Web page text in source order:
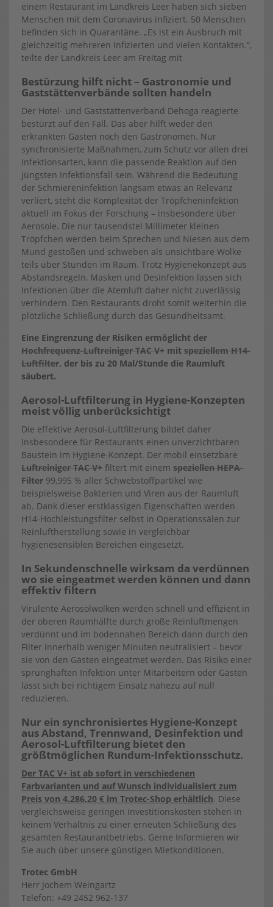
einem Restaurant im Landkreis Leer haben sich sieben
Menschen mit dem Coronavirus infiziert. 50 Menschen
befinden sich in Quarantäne. „Es ist ein Ausbruch mit
gleichzeitig mehreren Infizierten und vielen Kontakten.“,
teilte der Landkreis Leer am Freitag mit
Bestürzung hilft nicht – Gastronomie und
Gaststättenverbände sollten handeln
Der Hotel- und Gaststättenverband Dehoga reagierte
bestürzt auf den Fall. Das aber hilft weder den
erkrankten Gästen noch den Gastronomen. Nur
synchronisierte Maßnahmen, zum Schutz vor allen drei
Infektionsarten, kann die passende Reaktion auf den
jüngsten Infektionsfall sein. Während die Bedeutung
der Schmiereninfektion langsam etwas an Relevanz
verliert, steht die Komplexität der Tröpfcheninfektion
aktuell im Fokus der Forschung – insbesondere über
Aerosole. Die nur tausendstel Millimeter kleinen
Tröpfchen werden beim Sprechen und Niesen aus dem
Mund gestoßen und schweben als unsichtbare Wolke
teils über Stunden im Raum. Trotz Hygienekonzept aus
Abstandsregeln, Masken und Desinfektion lassen sich
Infektionen über die Atemluft daher nicht zuverlässig
verhindern. Den Restaurants droht somit weiterhin die
plötzliche Schließung durch das Gesundheitsamt.
Eine Eingrenzung der Risiken ermöglicht der
Hochfrequenz-Luftreiniger TAC V+ mit speziellem H14-
Luftfilter, der bis zu 20 Mal/Stunde die Raumluft
säubert.
Aerosol-Luftfilterung in Hygiene-Konzepten
meist völlig unberücksichtigt
Die effektive Aerosol-Luftfilterung bildet daher
insbesondere für Restaurants einen unverzichtbaren
Baustein im Hygiene-Konzept. Der mobil einsetzbare
Luftreiniger TAC V+ filtert mit einem speziellen HEPA-
Filter 99,995 % aller Schwebstoffpartikel wie
beispielsweise Bakterien und Viren aus der Raumluft
ab. Dank dieser erstklassigen Eigenschaften werden
H14-Hochleistungsfilter selbst in Operationssälen zur
Reinluftherstellung sowie in vergleichbar
hygienesensiblen Bereichen eingesetzt.
In Sekundenschnelle wirksam da verdünnen
wo sie eingeatmet werden können und dann
effektiv filtern
Virulente Aerosolwolken werden schnell und effizient in
der oberen Raumhälfte durch große Reinluftmengen
verdünnt und im bodennahen Bereich dann durch den
Filter innerhalb weniger Minuten neutralisiert – bevor
sie von den Gästen eingeatmet werden. Das Risiko einer
sprunghaften Infektion unter Mitarbeitern oder Gästen
lässt sich bei richtigem Einsatz nahezu auf null
reduzieren.
Nur ein synchronisiertes Hygiene-Konzept
aus Abstand, Trennwand, Desinfektion und
Aerosol-Luftfilterung bietet den
größtmöglichen Rundum-Infektionsschutz.
Der TAC V+ ist ab sofort in verschiedenen
Farbvarianten und auf Wunsch individualisiert zum
Preis von 4.286,20 € im Trotec-Shop erhältlich. Diese
vergleichsweise geringen Investitionskosten stehen in
keinem Verhältnis zu einer erneuten Schließung des
gesamten Restaurantbetriebs. Gerne Informieren wir
Sie auch über unsere günstigen Mietkonditionen.
Trotec GmbH
Herr Jochem Weingartz
Telefon: +49 2452 962-137